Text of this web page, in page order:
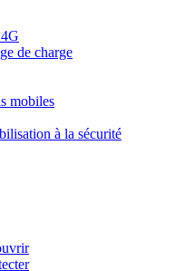
de charge
mobiles
à la sécurité